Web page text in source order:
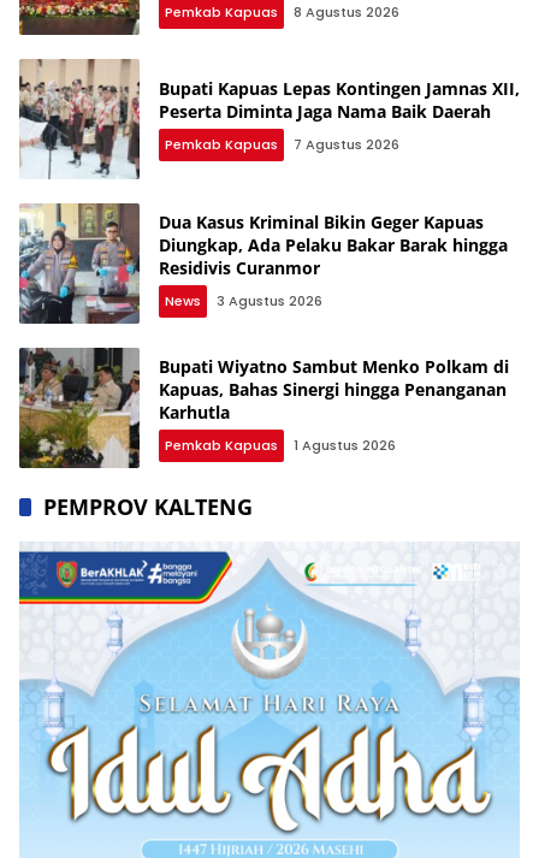
Pemkab Kapuas 8 Agustus 2026
Bupati Kapuas Lepas Kontingen Jamnas XII,
Peserta Diminta Jaga Nama Baik Daerah
Pemkab Kapuas 7 Agustus 2026
Dua Kasus Kriminal Bikin Geger Kapuas
Diungkap, Ada Pelaku Bakar Barak hingga
Residivis Curanmor
News 3 Agustus 2026
Bupati Wiyatno Sambut Menko Polkam di
Kapuas, Bahas Sinergi hingga Penanganan
Karhutla
Pemkab Kapuas 1 Agustus 2026
PEMPROV KALTENG